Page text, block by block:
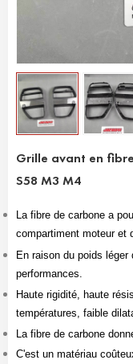
Grille avant en
S58 M3 M4
La fibre de carbone a
compartiment moteur et
En raison du poids
performances.
Haute rigidité, haute
températures, faible
La fibre de carbone
C'est un matériau